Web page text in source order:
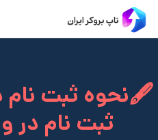
🖋️نحوه ثبت نام
ثبت نام در